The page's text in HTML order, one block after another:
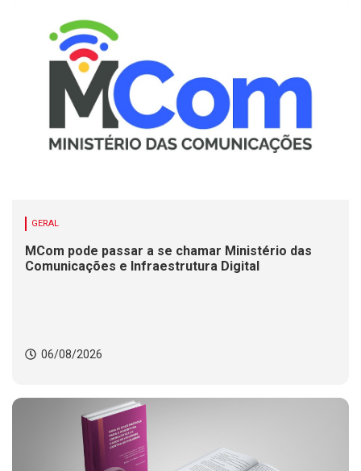
GERAL
MCom pode passar a se chamar Ministério das
Comunicações e Infraestrutura Digital
06/08/2026